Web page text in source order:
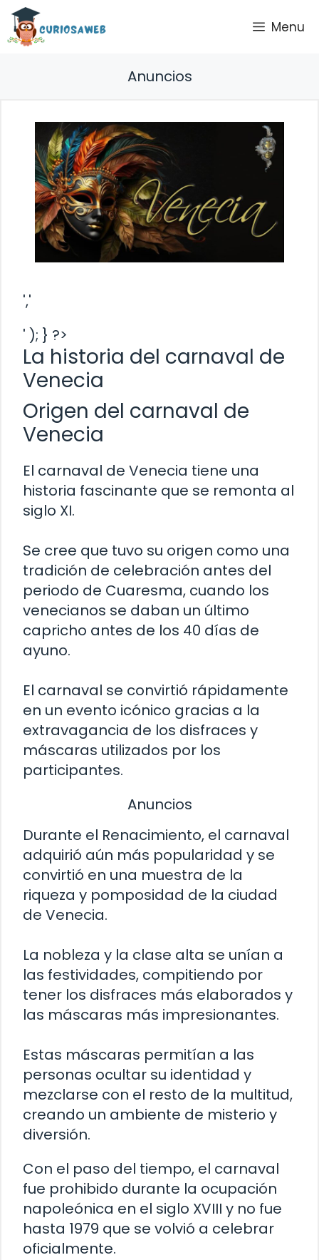
Saltar
contenido
Menu
Anuncios
','
' ); } ?>
La historia del carnaval de
Venecia
Origen del carnaval de
Venecia
El carnaval de Venecia tiene una
historia fascinante que se remonta al
siglo XI.
Se cree que tuvo su origen como una
tradición de celebración antes del
periodo de Cuaresma, cuando los
venecianos se daban un último
capricho antes de los 40 días de
ayuno.
El carnaval se convirtió rápidamente
en un evento icónico gracias a la
extravagancia de los disfraces y
máscaras utilizados por los
participantes.
Anuncios
Durante el Renacimiento, el carnaval
adquirió aún más popularidad y se
convirtió en una muestra de la
riqueza y pomposidad de la ciudad
de Venecia.
La nobleza y la clase alta se unían a
las festividades, compitiendo por
tener los disfraces más elaborados y
las máscaras más impresionantes.
Estas máscaras permitían a las
personas ocultar su identidad y
mezclarse con el resto de la multitud,
creando un ambiente de misterio y
diversión.
Con el paso del tiempo, el carnaval
fue prohibido durante la ocupación
napoleónica en el siglo XVIII y no fue
hasta 1979 que se volvió a celebrar
oficialmente.